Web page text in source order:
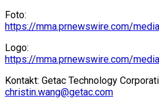
Foto:
https://mma.prnewswire.com/
Logo:
https://mma.prnewswire.com/
Kontakt: Getac Technology
christin.wang@getac.com